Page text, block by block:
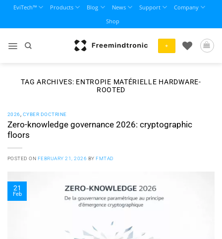
content
EviTech™ Products Blog News Support
Company
Shop
+
TAG ARCHIVES: ENTROPIE MATÉRIELLE HARDWARE-
ROOTED
2026 CYBER DOCTRINE
Zero-knowledge governance 2026: cryptographic
floors
POSTED ON FEBRUARY 21, 2026 BYFMTAD
21
Feb